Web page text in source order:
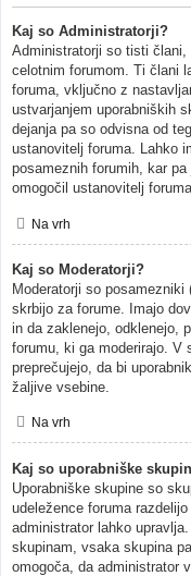
Kaj so Administratorji?
Administratorji so tisti člani,
celotnim forumom. Ti člani
foruma, vključno z
ustvarjanjem uporabniških
dejanja pa so odvisna od
ustanovitelj foruma. Lahko
posameznih forumih, kar
omogočil ustanovitelj foruma.
Na vrh
Kaj so Moderatorji?
Moderatorji so
skrbijo za forume. Imajo
in da zaklenejo, odklenejo,
forumu, ki ga moderirajo. V
preprečujejo, da bi
žaljive vsebine.
Na vrh
Kaj so uporabniške
Uporabniške skupine so
udeležence foruma
administrator lahko
skupinam, vsaka skupina
omogoča, da administrator